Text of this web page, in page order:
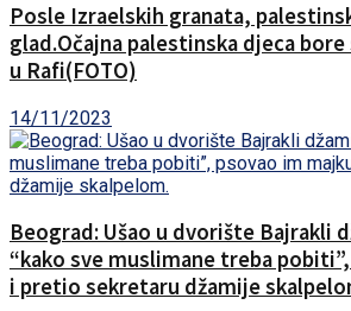
Posle Izraelskih granata,
glad.Očajna palestinska djeca
u Rafi(FOTO)
14/11/2023
Beograd: Ušao u dvorište Bajrakli
“kako sve muslimane treba
i pretio sekretaru džamije